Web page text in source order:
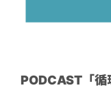
PODCAST「循